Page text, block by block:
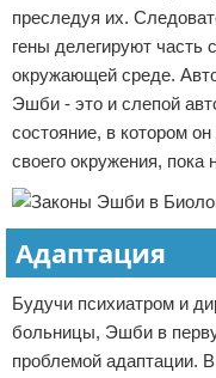
преследуя их.
гены делегируют часть
окружающей среде.
Эшби - это и слепой
состояние, в котором
своего окружения, пока
Адаптация
Будучи психиатром и
больницы, Эшби в
проблемой адаптации.